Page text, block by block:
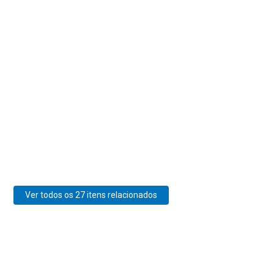
Ver todos os 27 itens relacionados